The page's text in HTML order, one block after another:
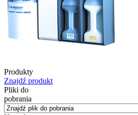
Produkty
Znajdź produkt
Pliki do
pobrania